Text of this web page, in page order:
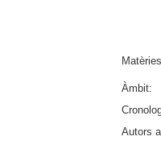
Àmbit:
Autors